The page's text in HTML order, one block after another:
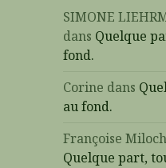
l
e
t
i
c
…
SIMONE
dans Quelque
fond.
Corine dans
au fond.
Françoise
Quelque part,